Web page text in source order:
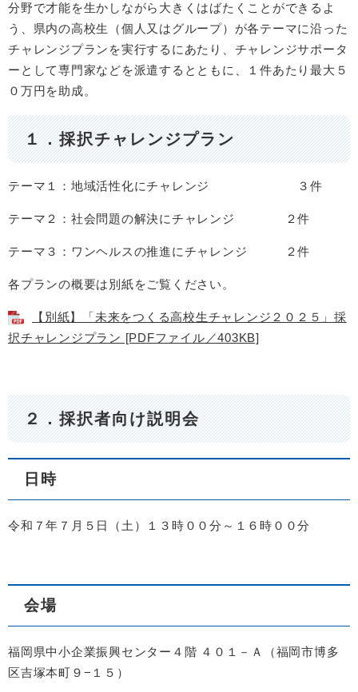
分野で才能を生かしながら大きくはばたくことができるよ
う、県内の高校生（個人又はグループ）が各テーマに沿った
チャレンジプランを実行するにあたり、チャレンジサポータ
ーとして専門家などを派遣するとともに、１件あたり最大５
０万円を助成。
１．採択チャレンジプラン
テーマ１：地域活性化にチャレンジ ３件
テーマ２：社会問題の解決にチャレンジ ２件
テーマ３：ワンヘルスの推進にチャレンジ ２件
各プランの概要は別紙をご覧ください。
【別紙】「未来をつくる高校生チャレンジ２０２５」採
択チャレンジプラン [PDFファイル／403KB]
２．採択者向け説明会
​日時
令和７年７月５日（土）１３時００分～１６時００分
会場
福岡県中小企業振興センター４階 ４０１－Ａ（福岡市博多
区吉塚本町９−１５）